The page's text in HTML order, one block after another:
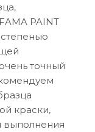
PAINT
точный
краски,
выполнения